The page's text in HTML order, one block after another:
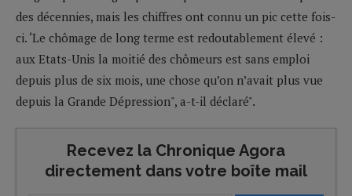
des décennies, mais les chiffres ont connu un pic cette fois-
ci. ‘Le chômage de long terme est redoutablement élevé :
aux Etats-Unis la moitié des chômeurs est sans emploi
depuis plus de six mois, une chose qu’on n’avait plus vue
depuis la Grande Dépression", a-t-il déclaré".
Recevez la Chronique Agora
directement dans votre boîte mail